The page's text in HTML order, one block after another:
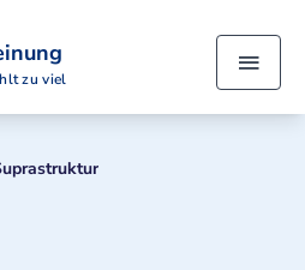
zu viel